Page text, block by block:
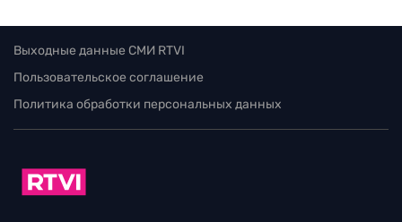
Выходные данные СМИ RTVI
Пользовательское соглашение
Политика обработки персональных данных